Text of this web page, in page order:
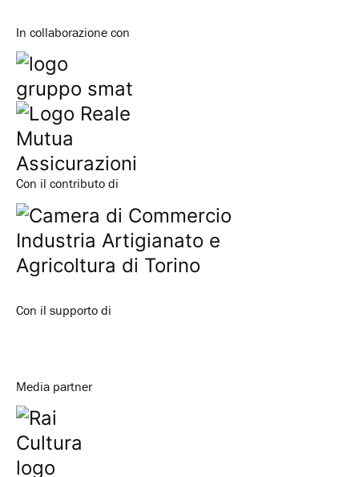
In collaborazione con
Con il contributo di
Con il supporto di
Media partner